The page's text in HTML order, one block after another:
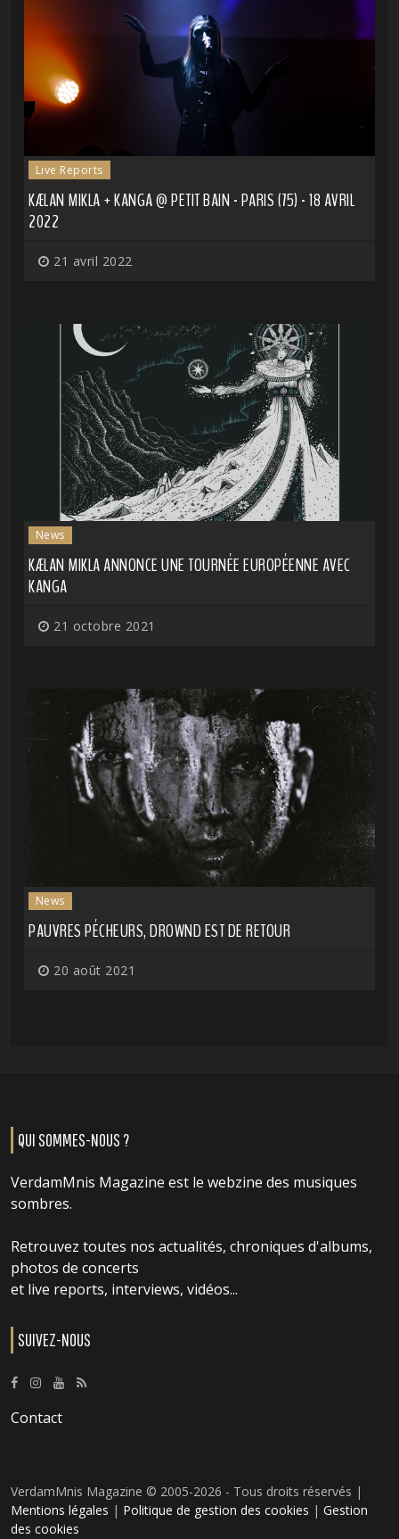
Live Reports
KÆLAN MIKLA + KANGA @ PETIT BAIN - PARIS (75) - 18 AVRIL
2022
21 avril 2022
News
KÆLAN MIKLA ANNONCE UNE TOURNÉE EUROPÉENNE AVEC
KANGA
21 octobre 2021
News
PAUVRES PÉCHEURS, DROWND EST DE RETOUR
20 août 2021
QUI SOMMES-NOUS ?
VerdamMnis Magazine est le webzine des musiques
sombres.
Retrouvez toutes nos actualités, chroniques d'albums,
photos de concerts
et live reports, interviews, vidéos...
SUIVEZ-NOUS
Contact
VerdamMnis Magazine © 2005-2026 - Tous droits réservés |
Mentions légales | Politique de gestion des cookies | Gestion
des cookies